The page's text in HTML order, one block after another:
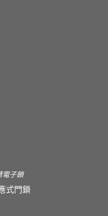
電子鎖
式門鎖